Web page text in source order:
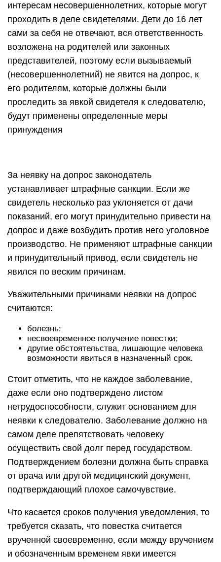
интересам несовершеннолетних, которые могут
проходить в деле свидетелями. Дети до 16 лет
сами за себя не отвечают, вся ответственность
возложена на родителей или законных
представителей, поэтому если вызываемый
(несовершеннолетний) не явится на допрос, к
его родителям, которые должны были
проследить за явкой свидетеля к следователю,
будут применены определенные меры
принуждения
За неявку на допрос законодатель
устанавливает штрафные санкции. Если же
свидетель несколько раз уклоняется от дачи
показаний, его могут принудительно привести на
допрос и даже возбудить против него уголовное
производство. Не применяют штрафные санкции
и принудительный привод, если свидетель не
явился по веским причинам.
Уважительными причинами неявки на допрос
считаются:
болезнь;
несвоевременное получение повестки;
другие обстоятельства, лишающие человека
возможности явиться в назначенный срок.
Стоит отметить, что не каждое заболевание,
даже если оно подтверждено листом
нетрудоспособности, служит основанием для
неявки к следователю. Заболевание должно на
самом деле препятствовать человеку
осуществить свой долг перед государством.
Подтверждением болезни должна быть справка
от врача или другой медицинский документ,
подтверждающий плохое самочувствие.
Что касается сроков получения уведомления, то
требуется сказать, что повестка считается
врученной своевременно, если между вручением
и обозначенным временем явки имеется